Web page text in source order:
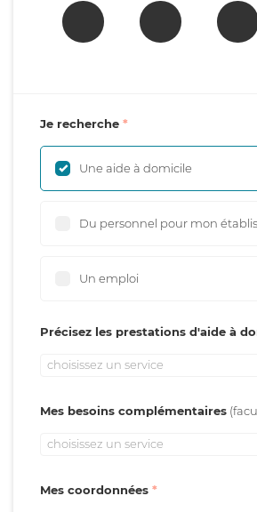
Je recherche
Une aide à domicile
Du personnel pour mon
Un emploi
Précisez les prestations d'aide à
choisissez un service
Mes besoins complémentaires
choisissez un service
Mes coordonnées